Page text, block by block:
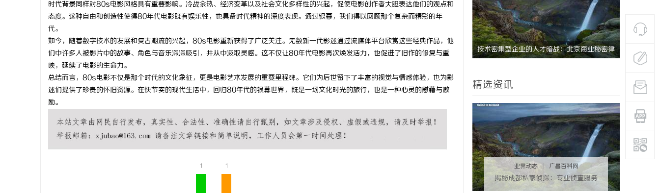
时代背景同样对80s电影风格具有重要影响。冷战余热、经济变革以及社会文化多样性的兴起，促使电影创作者大胆表达他们的观点和
态度。这种自由和创造性使得80年代电影既有娱乐性，也具备时代精神的深度表现。通过银幕，我们得以回顾那个复杂而精彩的年
代。
如今，随着数字技术的发展和复古潮流的兴起，80s电影重新获得了广泛关注。无数新一代影迷通过流媒体平台欣赏这些经典作品，他
们中许多人被影片中的故事、角色与音乐深深吸引，并从中汲取灵感。这不仅让80年代电影再次焕发活力，也促进了旧作的修复与重
映，延续了电影的生命力。
总结而言，80s电影不仅是那个时代的文化象征，更是电影艺术发展的重要里程碑。它们为后世留下了丰富的视觉与情感体验，也为影
迷们提供了珍贵的怀旧资源。在快节奏的现代生活中，回归80年代的银幕世界，既是一场文化时光的旅行，也是一种心灵的慰藉与激
励。
1 1
武汉配眼镜 上海配眼镜 武汉配眼镜 上海配眼镜 技术密集型企业的人才暗战：北京商业秘密律 天津私家
详细解析
精选资讯
业界动态 广昌百科网
揭秘成都私家侦探：专业侦查服务
助您解心中疑惑